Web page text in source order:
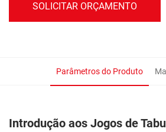
SOLICITAR ORÇAMENTO
Parâmetros do Produto
Introdução aos Jogos de